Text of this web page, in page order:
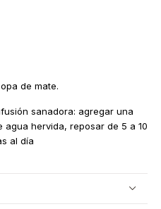
de mate.
sanadora: agregar una
hervida, reposar de 5 a 10
al día